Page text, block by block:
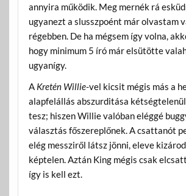
annyira működik. Meg mernék rá
ugyanezt a slusszpoént már olvastam
régebben. De ha mégsem így volna,
hogy minimum 5 író már elsütötte
ugyanígy.
A Kretén Willie-vel kicsit mégis más a
alapfelállás abszurditása
tesz; hiszen Willie valóban eléggé
választás főszereplőnek. A csattanót
elég messziről látsz jönni, eleve
képtelen. Aztán King mégis csak
így is kell ezt.